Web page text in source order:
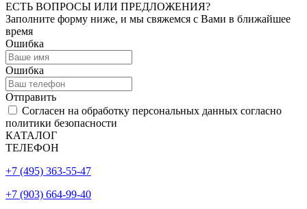
ЕСТЬ ВОПРОСЫ ИЛИ ПРЕДЛОЖЕНИЯ?
Заполните форму ниже, и мы свяжемся с Вами в ближайшее
время
Ошибка
Ошибка
Отправить
Согласен на обработку персональных данных согласно
политики безопасности
КАТАЛОГ
ТЕЛЕФОН
+7 (495) 363-55-47
+7 (903) 664-99-40